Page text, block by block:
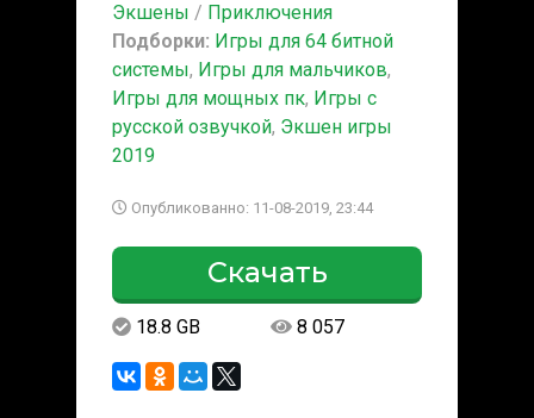
Экшены / Приключения
Подборки: Игры для 64 битной
системы, Игры для мальчиков,
Игры для мощных пк, Игры с
русской озвучкой, Экшен игры
2019
Опубликованно: 11-08-2019, 23:44
Скачать
18.8 GB 8 057